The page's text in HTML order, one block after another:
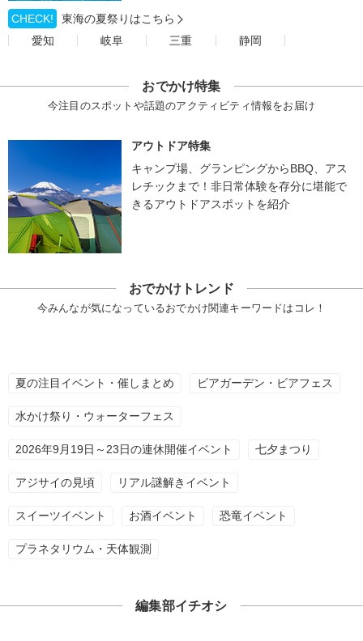
CHECK!
東海の夏祭りはこちら
愛知
岐阜 三重 静岡
おでかけ特集
今注目のスポットや話題のアクティビティ情報をお届け
アウトドア特集
キャンプ場、グランピングからBBQ、アス
レチックまで！非日常体験を存分に堪能で
きるアウトドアスポットを紹介
おでかけトレンド
今みんなが気になっているおでかけ関連キーワードはコレ！
夏の注目イベント・催しまとめ ビアガーデン・ビアフェス
水かけ祭り・ウォーターフェス
2026年9月19日～23日の連休開催イベント 七夕まつり
アジサイの見頃 リアル謎解きイベント
スイーツイベント お酒イベント 恐竜イベント
プラネタリウム・天体観測
編集部イチオシ